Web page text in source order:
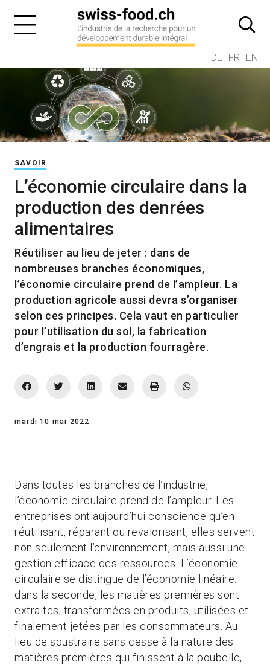
DE FR EN
SAVOIR
L’économie circulaire dans la
production des denrées
alimentaires
Réutiliser au lieu de jeter : dans de
nombreuses branches économiques,
l’économie circulaire prend de l’ampleur. La
production agricole aussi devra s’organiser
selon ces principes. Cela vaut en particulier
pour l’utilisation du sol, la fabrication
d’engrais et la production fourragère.
mardi 10 mai 2022
Dans toutes les branches de l’industrie,
l’économie circulaire prend de l’ampleur. Les
entreprises ont aujourd’hui conscience qu’en
réutilisant, réparant ou revalorisant, elles servent
non seulement l’environnement, mais aussi une
gestion efficace des ressources. L’économie
circulaire se distingue de l’économie linéaire:
dans la seconde, les matières premières sont
extraites, transformées en produits, utilisées et
finalement jetées par les consommateurs. Au
lieu de soustraire sans cesse à la nature des
matières premières qui finissent à la poubelle,